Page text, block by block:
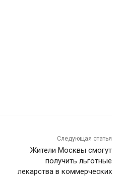
Следующая статья
Жители Москвы смогут
получить льготные
лекарства в коммерческих